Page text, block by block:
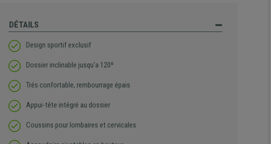
DÉTAILS
Design sportif exclusif
Dossier inclinable jusqu'a 120º
Trés confortable, rembourrage épais
Appui-tête intégré au dossier
Coussins pour lombaires et cervicales